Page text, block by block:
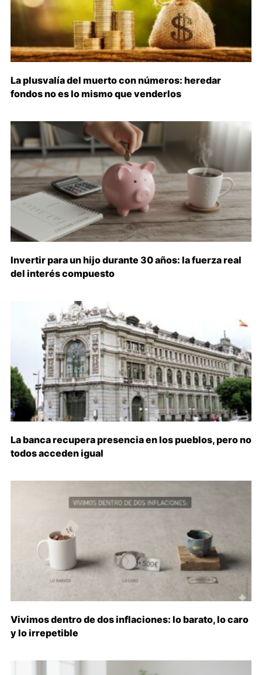
La plusvalía del muerto con números: heredar
fondos no es lo mismo que venderlos
Invertir para un hijo durante 30 años: la fuerza real
del interés compuesto
La banca recupera presencia en los pueblos, pero no
todos acceden igual
Vivimos dentro de dos inflaciones: lo barato, lo caro
y lo irrepetible